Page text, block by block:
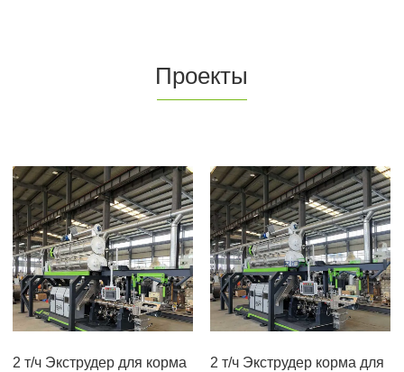
Проекты
2 т/ч Экструдер для корма
2 т/ч Экструдер корма для